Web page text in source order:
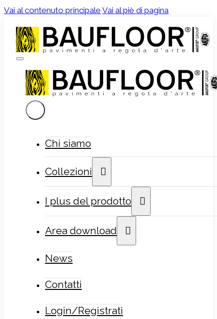
Vai al contenuto principale Vai al piè di pagina
Chi siamo
Collezioni
I plus del prodotto
Area download
News
Contatti
Login/Registrati